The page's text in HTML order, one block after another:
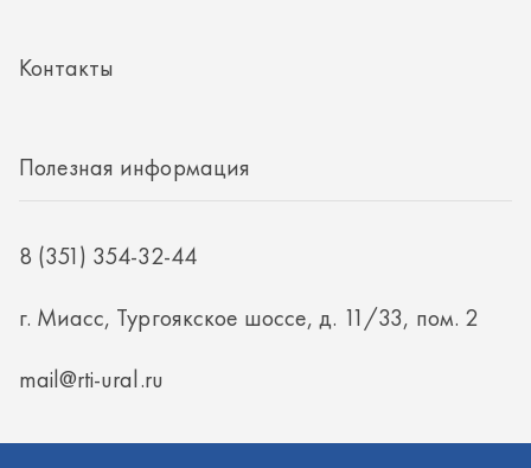
ИНН 7415101168
ОГРН 1187456037768
Политика конфиденциальности